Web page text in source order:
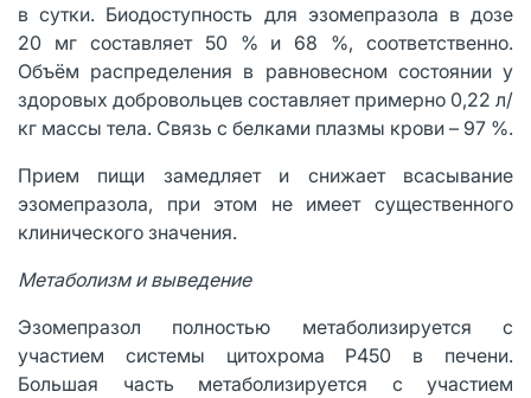
в сутки. Биодоступность для эзомепразола в дозе
20 мг составляет 50 % и 68 %, соответственно.
Объём распределения в равновесном состоянии у
здоровых добровольцев составляет примерно 0,22 л/
кг массы тела. Связь с белками плазмы крови – 97 %.
Прием пищи замедляет и снижает всасывание
эзомепразола, при этом не имеет существенного
клинического значения.
Метаболизм и выведение
Эзомепразол полностью метаболизируется с
участием системы цитохрома P450 в печени.
Большая часть метаболизируется с участием